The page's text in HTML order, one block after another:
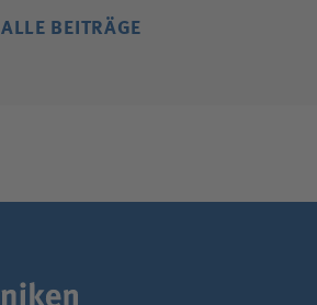
ALLE BEITRÄGE